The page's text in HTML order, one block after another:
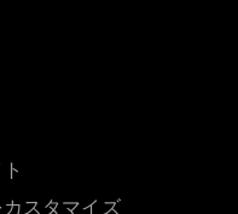
スタマイズ